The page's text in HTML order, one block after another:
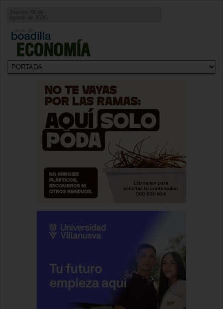
ECONOMÍA
agosto de 2026